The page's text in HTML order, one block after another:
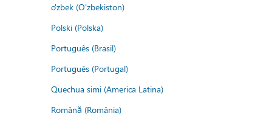
o'zbek (O'zbekiston)
Polski (Polska)
Português (Brasil)
Português (Portugal)
Quechua simi (America Latina)
Română (România)